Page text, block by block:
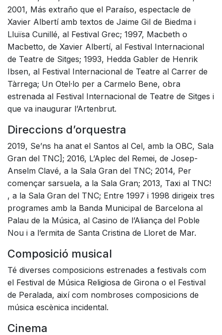
2001, Más extraño que el Paraíso, espectacle de
Xavier Albertí amb textos de Jaime Gil de Biedma i
Lluïsa Cunillé, al Festival Grec; 1997, Macbeth o
Macbetto, de Xavier Albertí, al Festival Internacional
de Teatre de Sitges; 1993, Hedda Gabler de Henrik
Ibsen, al Festival Internacional de Teatre al Carrer de
Tàrrega; Un Otel·lo per a Carmelo Bene, obra
estrenada al Festival Internacional de Teatre de Sitges i
que va inaugurar l’Artenbrut.
Direccions d’orquestra
2019, Se’ns ha anat el Santos al Cel, amb la OBC, Sala
Gran del TNC]; 2016, L’Aplec del Remei, de Josep-
Anselm Clavé, a la Sala Gran del TNC; 2014, Per
començar sarsuela, a la Sala Gran; 2013, Taxi al TNC!
, a la Sala Gran del TNC; Entre 1997 i 1998 dirigeix tres
programes amb la Banda Municipal de Barcelona al
Palau de la Música, al Casino de l’Aliança del Poble
Nou i a l’ermita de Santa Cristina de Lloret de Mar.
Composició musical
Té diverses composicions estrenades a festivals com
el Festival de Música Religiosa de Girona o el Festival
de Peralada, així com nombroses composicions de
música escènica incidental.
Cinema